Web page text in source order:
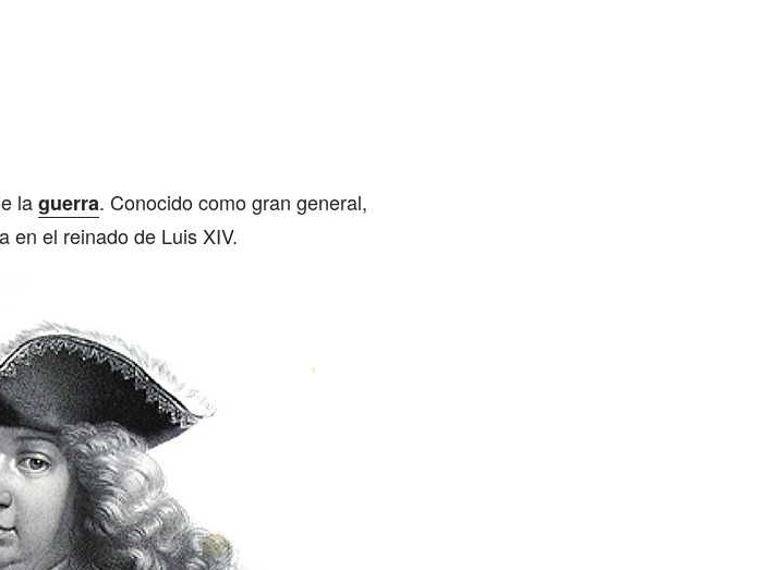
laguerra. Conocido como gran general,
en el reinado de Luis XIV.